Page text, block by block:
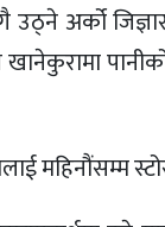
अर्को
महिनौंसम्म